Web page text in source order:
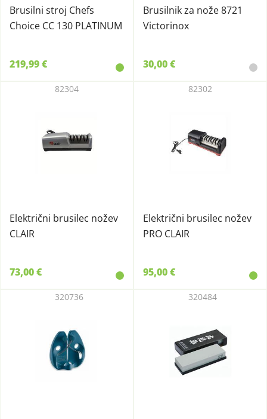
Brusilni stroj Chefs
Choice CC 130 PLATINUM
219,99 €
Brusilnik za nože 8721
Victorinox
30,00 €
Električni brusilec nožev
CLAIR
82304
73,00 €
Električni brusilec nožev
PRO CLAIR
82302
95,00 €
320736 320484